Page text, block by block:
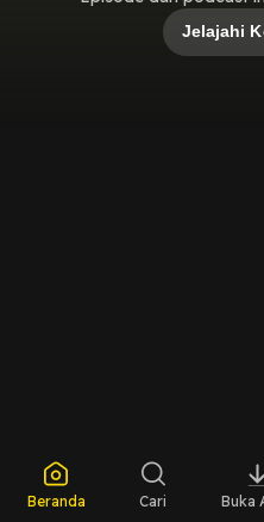
Jelajahi
Beranda Cari Buka